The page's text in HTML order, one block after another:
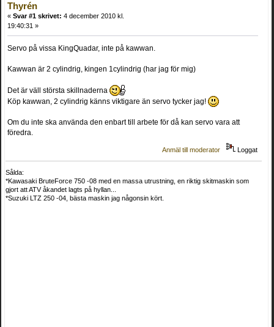
Thyrén
« Svar #1 skrivet: 4 december 2010 kl.
19:40:31 »
Servo på vissa KingQuadar, inte på kawwan.
Kawwan är 2 cylindrig, kingen 1cylindrig (har jag för mig)
Det är väll största skillnaderna
Köp kawwan, 2 cylindrig känns viktigare än servo tycker jag!
Om du inte ska använda den enbart till arbete för då kan servo vara att
föredra.
Anmäl till moderator Loggat
Sålda:
*Kawasaki BruteForce 750 -08 med en massa utrustning, en riktig skitmaskin som
gjort att ATV åkandet lagts på hyllan...
*Suzuki LTZ 250 -04, bästa maskin jag någonsin kört.